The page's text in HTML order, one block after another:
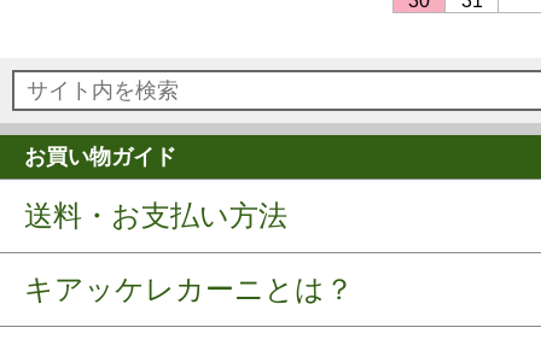
お買い物ガイド
送料・お支払い方法
キアッケレカーニとは？